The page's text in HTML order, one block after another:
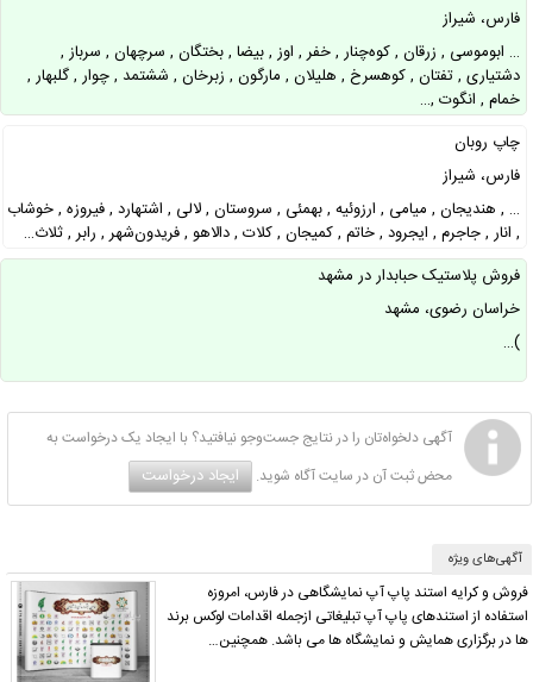
فارس، شیراز
… ابوموسی , زرقان , کوه‌چنار , خفر , اوز , بیضا , بختگان , سرچهان , سرباز ,
دشتیاری , تفتان , کوهسرخ , هلیلان , مارگون , زبرخان , ششتمد , چوار , گلبهار ,
خمام , انگوت ,…
چاپ روبان
فارس، شیراز
… , هندیجان , میامی , ارزوئیه , بهمئی , سروستان , لالی , اشتهارد , فیروزه , خوشاب
, انار , جاجرم , ایجرود , خاتم , کمیجان , کلات , دالاهو , فریدون‌شهر , رابر , ثلاث…
فروش پلاستیک حبابدار در مشهد
خراسان رضوی، مشهد
)…
آگهی دلخواه‌تان را در نتایج جست‌وجو نیافتید؟ با ایجاد یک درخواست به
محض ثبت آن در سایت آگاه شوید. ایجاد درخواست
آگهی‌های ویژه
فروش و کرایه استند پاپ آپ نمایشگاهی در فارس، امروزه
استفاده از استندهای پاپ آپ تبلیغاتی ازجمله اقدامات لوکس برند
ها در برگزاری همایش و نمایشگاه ها می باشد. همچنین…